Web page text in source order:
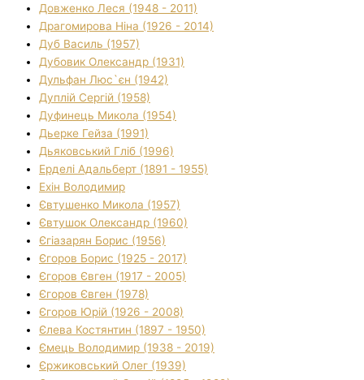
Довженко Леся (1948 - 2011)
Драгомирова Ніна (1926 - 2014)
Дуб Василь (1957)
Дубовик Олександр (1931)
Дульфан Люс`єн (1942)
Дуплій Сергій (1958)
Дуфинець Микола (1954)
Дьерке Гейза (1991)
Дьяковський Гліб (1996)
Ерделі Адальберт (1891 - 1955)
Ехін Володимир
Євтушенко Микола (1957)
Євтушок Олександр (1960)
Єгіазарян Борис (1956)
Єгоров Борис (1925 - 2017)
Єгоров Євген (1917 - 2005)
Єгоров Євген (1978)
Єгоров Юрій (1926 - 2008)
Єлева Костянтин (1897 - 1950)
Ємець Володимир (1938 - 2019)
Єржиковський Олег (1939)